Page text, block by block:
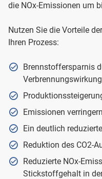
die NOx-Emissionen um
Nutzen Sie die Vorteile
Ihren Prozess:
Brennstoffersparnis
Emissionen
Ein deutlich
Reduktion des CO2-
Reduzierte NOx-
Stickstoffgehalt in